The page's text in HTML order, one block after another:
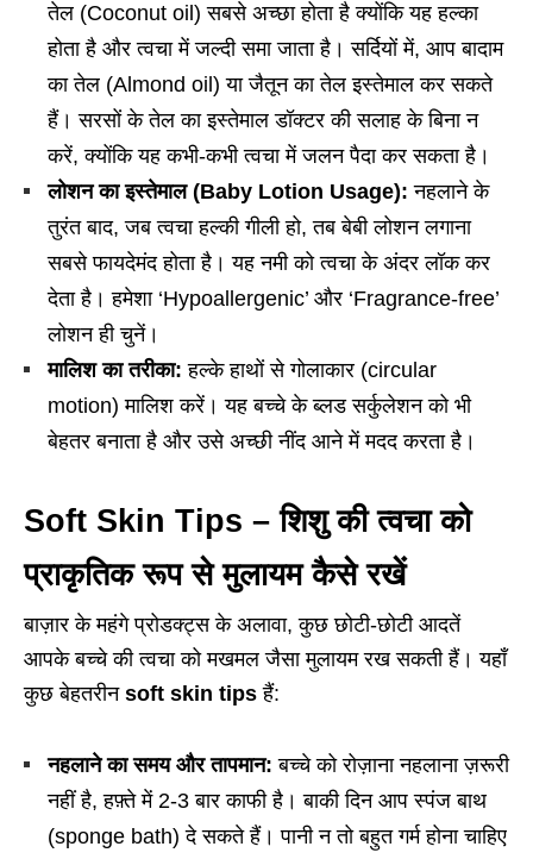
तेल (Coconut oil) सबसे अच्छा होता है क्योंकि यह हल्का
होता है और त्वचा में जल्दी समा जाता है। सर्दियों में, आप बादाम
का तेल (Almond oil) या जैतून का तेल इस्तेमाल कर सकते
हैं। सरसों के तेल का इस्तेमाल डॉक्टर की सलाह के बिना न
करें, क्योंकि यह कभी-कभी त्वचा में जलन पैदा कर सकता है।
लोशन का इस्तेमाल (Baby Lotion Usage): नहलाने के
तुरंत बाद, जब त्वचा हल्की गीली हो, तब बेबी लोशन लगाना
सबसे फायदेमंद होता है। यह नमी को त्वचा के अंदर लॉक कर
देता है। हमेशा ‘Hypoallergenic’ और ‘Fragrance-free’
लोशन ही चुनें।
मालिश का तरीका: हल्के हाथों से गोलाकार (circular
motion) मालिश करें। यह बच्चे के ब्लड सर्कुलेशन को भी
बेहतर बनाता है और उसे अच्छी नींद आने में मदद करता है।
Soft Skin Tips – शिशु की त्वचा को
प्राकृतिक रूप से मुलायम कैसे रखें
बाज़ार के महंगे प्रोडक्ट्स के अलावा, कुछ छोटी-छोटी आदतें
आपके बच्चे की त्वचा को मखमल जैसा मुलायम रख सकती हैं। यहाँ
कुछ बेहतरीन soft skin tips हैं:
नहलाने का समय और तापमान: बच्चे को रोज़ाना नहलाना ज़रूरी
नहीं है, हफ़्ते में 2-3 बार काफी है। बाकी दिन आप स्पंज बाथ
(sponge bath) दे सकते हैं। पानी न तो बहुत गर्म होना चाहिए